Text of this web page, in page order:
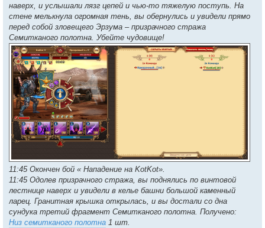
наверх, и услышали лязг цепей и чью-то тяжелую поступь. На
стене мелькнула огромная тень, вы обернулись и увидели прямо
перед собой зловещего Эрзума – призрачного стража
Семитканого полотна. Убейте чудовище!
11:45 Окончен бой « Нападение на KotKot».
11:45 Одолев призрачного стража, вы поднялись по винтовой
лестнице наверх и увидели в келье башни большой каменный
ларец. Гранитная крышка открылась, и вы достали со дна
сундука третий фрагмент Семитканого полотна. Получено:
Низ семитканого полотна 1 шт.